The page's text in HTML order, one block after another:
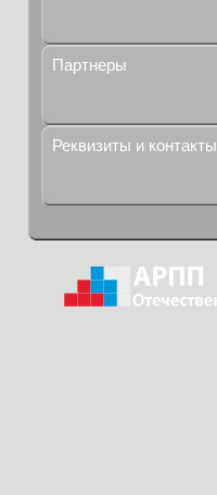
Партнеры
Реквизиты и контакты